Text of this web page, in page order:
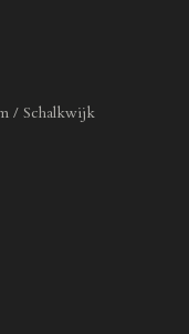
/ Schalkwijk